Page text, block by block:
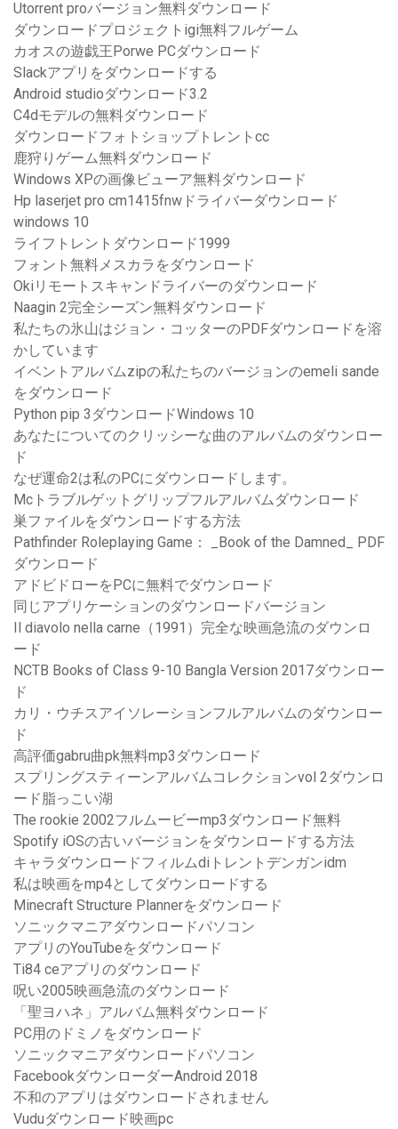
Utorrent proバージョン無料ダウンロード
ダウンロードプロジェクトigi無料フルゲーム
カオスの遊戯王Porwe PCダウンロード
Slackアプリをダウンロードする
Android studioダウンロード3.2
C4dモデルの無料ダウンロード
ダウンロードフォトショップトレントcc
鹿狩りゲーム無料ダウンロード
Windows XPの画像ビューア無料ダウンロード
Hp laserjet pro cm1415fnwドライバーダウンロード
windows 10
ライフトレントダウンロード1999
フォント無料メスカラをダウンロード
Okiリモートスキャンドライバーのダウンロード
Naagin 2完全シーズン無料ダウンロード
私たちの氷山はジョン・コッターのPDFダウンロードを溶
かしています
イベントアルバムzipの私たちのバージョンのemeli sande
をダウンロード
Python pip 3ダウンロードWindows 10
あなたについてのクリッシーな曲のアルバムのダウンロー
ド
なぜ運命2は私のPCにダウンロードします。
Mcトラブルゲットグリップフルアルバムダウンロード
巣ファイルをダウンロードする方法
Pathfinder Roleplaying Game： _Book of the Damned_ PDF
ダウンロード
アドビドローをPCに無料でダウンロード
同じアプリケーションのダウンロードバージョン
Il diavolo nella carne（1991）完全な映画急流のダウンロ
ード
NCTB Books of Class 9-10 Bangla Version 2017ダウンロー
ド
カリ・ウチスアイソレーションフルアルバムのダウンロー
ド
高評価gabru曲pk無料mp3ダウンロード
スプリングスティーンアルバムコレクションvol 2ダウンロ
ード脂っこい湖
The rookie 2002フルムービーmp3ダウンロード無料
Spotify iOSの古いバージョンをダウンロードする方法
キャラダウンロードフィルムdiトレントデンガンidm
私は映画をmp4としてダウンロードする
Minecraft Structure Plannerをダウンロード
ソニックマニアダウンロードパソコン
アプリのYouTubeをダウンロード
Ti84 ceアプリのダウンロード
呪い2005映画急流のダウンロード
「聖ヨハネ」アルバム無料ダウンロード
PC用のドミノをダウンロード
ソニックマニアダウンロードパソコン
FacebookダウンローダーAndroid 2018
不和のアプリはダウンロードされません
Vuduダウンロード映画pc